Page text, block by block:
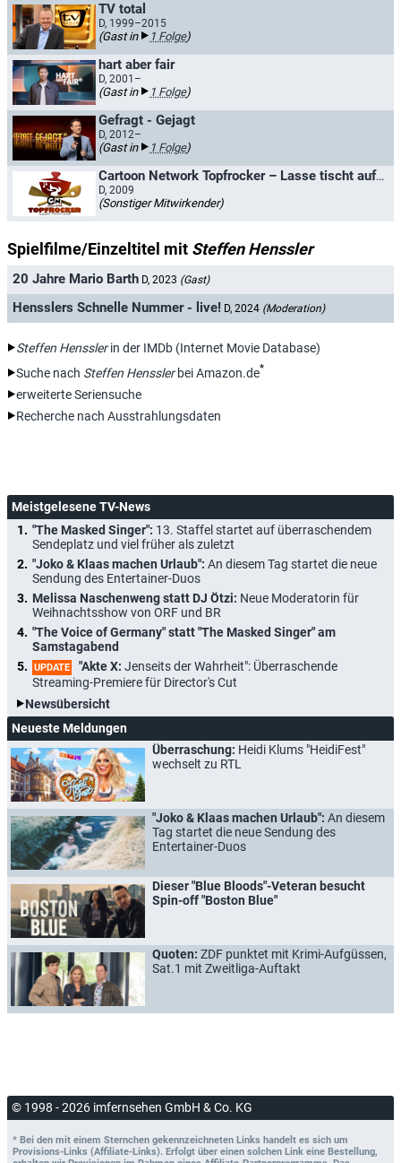
TV total
D, 1999–2015
(Gast in 1 Folge)
hart aber fair
D, 2001–
(Gast in 1 Folge)
Gefragt - Gejagt
D, 2012–
(Gast in 1 Folge)
Cartoon Network Topfrocker – Lasse tischt auf / Topfrocker - Lasse tischt auf
D, 2009
(Sonstiger Mitwirkender)
Spielfilme/Einzeltitel mit Steffen Henssler
20 Jahre Mario Barth D, 2023 (Gast)
Hensslers Schnelle Nummer - live! D, 2024 (Moderation)
Steffen Hensslerin der IMDb (Internet Movie Database)
Suche nach Steffen Hensslerbei Amazon.de*
erweiterte Seriensuche
Recherche nach Ausstrahlungsdaten
Meistgelesene TV-News
"The Masked Singer": 13. Staffel startet auf überraschendem
Sendeplatz und viel früher als zuletzt
"Joko & Klaas machen Urlaub": An diesem Tag startet die neue
Sendung des Entertainer-Duos
Melissa Naschenweng statt DJ Ötzi: Neue Moderatorin für
Weihnachtsshow von ORF und BR
"The Voice of Germany" statt "The Masked Singer" am
Samstagabend
UPDATE "Akte X: Jenseits der Wahrheit": Überraschende
Streaming-Premiere für Director's Cut
Newsübersicht
Neueste Meldungen
Überraschung: Heidi Klums "HeidiFest"
wechselt zu RTL
"Joko & Klaas machen Urlaub": An diesem
Tag startet die neue Sendung des
Entertainer-Duos
Dieser "Blue Bloods"-Veteran besucht
Spin-off "Boston Blue"
Quoten: ZDF punktet mit Krimi-Aufgüssen,
Sat.1 mit Zweitliga-Auftakt
© 1998 - 2026 imfernsehen GmbH & Co. KG
* Bei den mit einem Sternchen gekennzeichneten Links handelt es sich um
Provisions-Links (Affiliate-Links). Erfolgt über einen solchen Link eine Bestellung,